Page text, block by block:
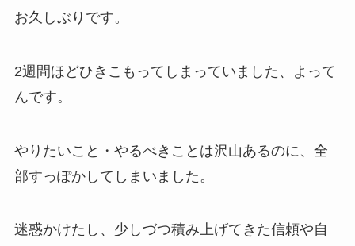
お久しぶりです。
2週間ほどひきこもってしまっていました、よって
んです。
やりたいこと・やるべきことは沢山あるのに、全
部すっぽかしてしまいました。
迷惑かけたし、少しづつ積み上げてきた信頼や自